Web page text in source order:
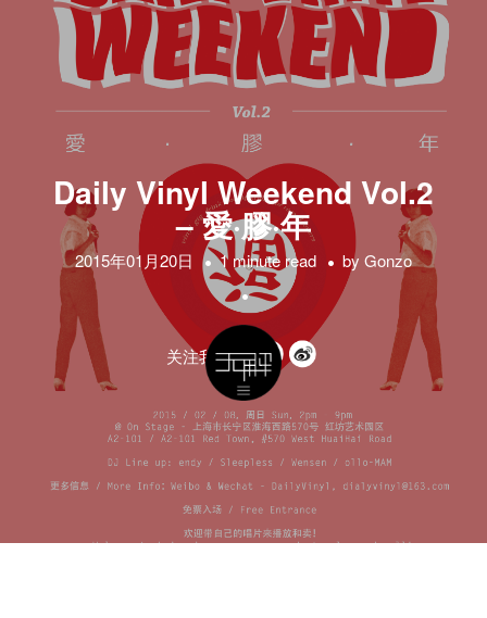
Daily Vinyl Weekend Vol.2
– 愛·膠·年
2015年01月20日 1 minute read by Gonzo
关注我们的: